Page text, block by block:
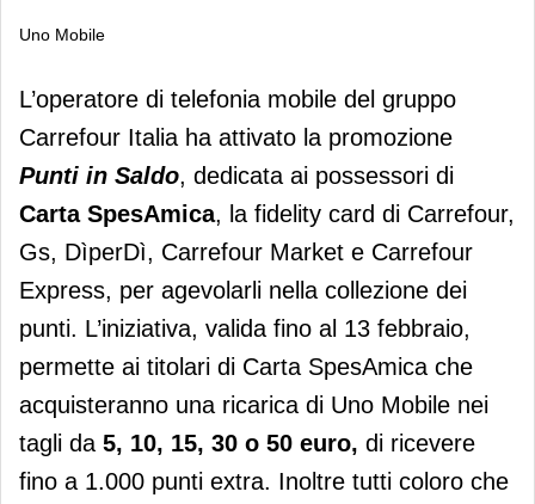
Uno Mobile
Uno Mobile
L’operatore di telefonia mobile del gruppo
Carrefour Italia ha attivato la promozione
Punti in Saldo, dedicata ai possessori di
Carta SpesAmica, la fidelity card di Carrefour,
Gs, DìperDì, Carrefour Market e Carrefour
Express, per agevolarli nella collezione dei
punti. L’iniziativa, valida fino al 13 febbraio,
permette ai titolari di Carta SpesAmica che
acquisteranno una ricarica di Uno Mobile nei
tagli da 5, 10, 15, 30 o 50 euro, di ricevere
fino a 1.000 punti extra. Inoltre tutti coloro che